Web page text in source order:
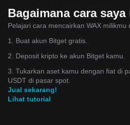
Bagaimana cara
Pelajari cara mencairkan WAX milikmu
1. Buat akun Bitget gratis.
2. Deposit kripto ke akun Bitget kamu.
3. Tukarkan aset kamu dengan fiat di
USDT di pasar spot.
Jual sekarang!
Lihat tutorial